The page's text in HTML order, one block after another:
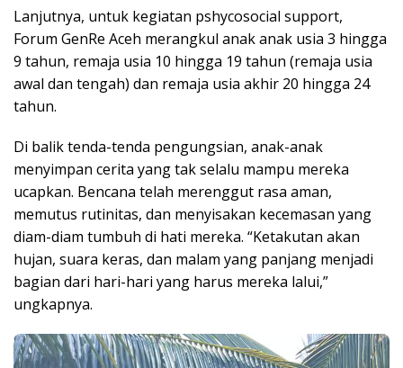
Lanjutnya, untuk kegiatan pshycosocial support,
Forum GenRe Aceh merangkul anak anak usia 3 hingga
9 tahun, remaja usia 10 hingga 19 tahun (remaja usia
awal dan tengah) dan remaja usia akhir 20 hingga 24
tahun.
Di balik tenda-tenda pengungsian, anak-anak
menyimpan cerita yang tak selalu mampu mereka
ucapkan. Bencana telah merenggut rasa aman,
memutus rutinitas, dan menyisakan kecemasan yang
diam-diam tumbuh di hati mereka. “Ketakutan akan
hujan, suara keras, dan malam yang panjang menjadi
bagian dari hari-hari yang harus mereka lalui,”
ungkapnya.